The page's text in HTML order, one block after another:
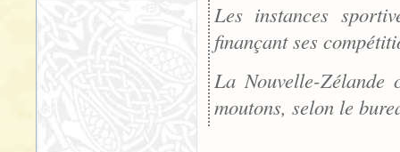
Les instances
finançant ses
La Nouvelle-
moutons, selon le